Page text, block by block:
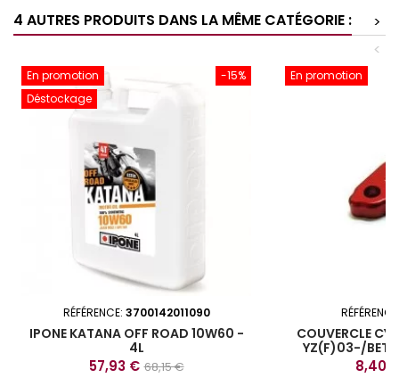
4 AUTRES PRODUITS DANS LA MÊME CATÉGORIE :
>
<
-15%
En promotion
Déstockage
RÉFÉRENCE: 3700142011090
IPONE KATANA OFF ROAD 10W60 -
4L
Prix
57,93 € Prix
68,15 €
En promotion
COUVERCLE
YZ(F)03-/
Prix
8,40